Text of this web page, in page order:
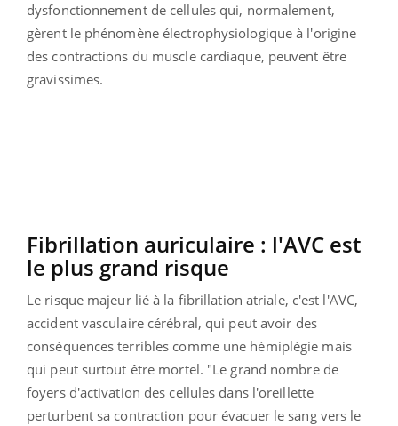
dysfonctionnement de cellules qui, normalement,
gèrent le phénomène électrophysiologique à l'origine
des contractions du muscle cardiaque, peuvent être
gravissimes.
Fibrillation auriculaire : l'AVC est
le plus grand risque
Le risque majeur lié à la fibrillation atriale, c'est l'AVC,
accident vasculaire cérébral, qui peut avoir des
conséquences terribles comme une hémiplégie mais
qui peut surtout être mortel. "Le grand nombre de
foyers d'activation des cellules dans l'oreillette
perturbent sa contraction pour évacuer le sang vers le